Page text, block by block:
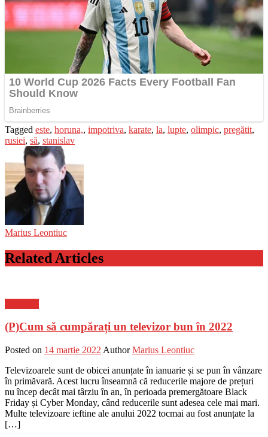
Tagged este, horuna,, impotriva, karate, la, lupte, olimpic, pregătit,
rusiei, să, stanislav
Marius Leontiuc
Related Articles
(P)Cum să cumpărați un televizor bun în 2022
Posted on 14 martie 2022 Author Marius Leontiuc
Televizoarele sunt de obicei anunțate în ianuarie și se pun în vânzare
în primăvară. Acest lucru înseamnă că reducerile majore de prețuri
nu încep decât mai târziu în an, în perioada premergătoare Black
Friday și Cyber Monday, când reducerile sunt adesea cele mai mari.
Multe televizoare ieftine ale anului 2022 tocmai au fost anunțate la
[…]